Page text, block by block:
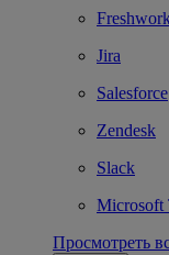
Jira
Salesforce
Zendesk
Slack
Microsoft
Просмотреть